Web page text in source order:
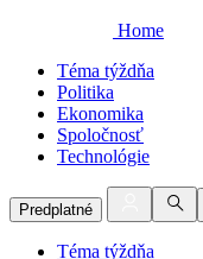
Home
Téma týždňa
Politika
Ekonomika
Spoločnosť
Technológie
Predplatné
Téma týždňa